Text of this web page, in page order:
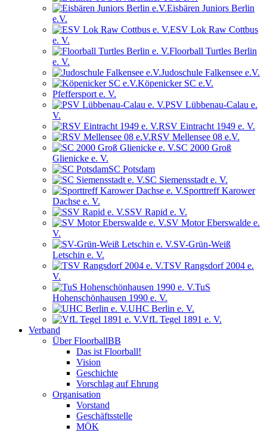
Eisbären Juniors Berlin
e.V.
ESV Lok Raw Cottbus
e. V.
Floorball Turtles Berlin
e. V.
Judoschule Falkensee e.V.
Köpenicker SC e.V.
Pfeffersport e. V.
PSV Lübbenau-Calau e.
V.
RSV Eintracht 1949 e. V.
RSV Mellensee 08 e.V.
SC 2000 Groß
Glienicke e. V.
SC Potsdam
SC Siemensstadt e. V.
Sporttreff Karower
Dachse e. V.
SSV Rapid e. V.
SV Motor Eberswalde e.
V.
SV-Grün-Weiß
Letschin e. V.
TSV Rangsdorf 2004 e.
V.
TuS
Hohenschönhausen 1990 e. V.
UHC Berlin e. V.
VfL Tegel 1891 e. V.
Verband
Über FloorballBB
Das ist Floorball!
Vision
Geschichte
Vorschlag auf Ehrung
Organisation
Vorstand
Geschäftsstelle
MÖK